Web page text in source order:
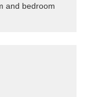
and bedroom